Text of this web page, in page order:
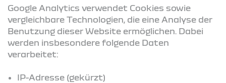
Google Analytics verwendet Cookies sowie
vergleichbare Technologien, die eine Analyse der
Benutzung dieser Website ermöglichen. Dabei
werden insbesondere folgende Daten
verarbeitet:
IP-Adresse (gekürzt)